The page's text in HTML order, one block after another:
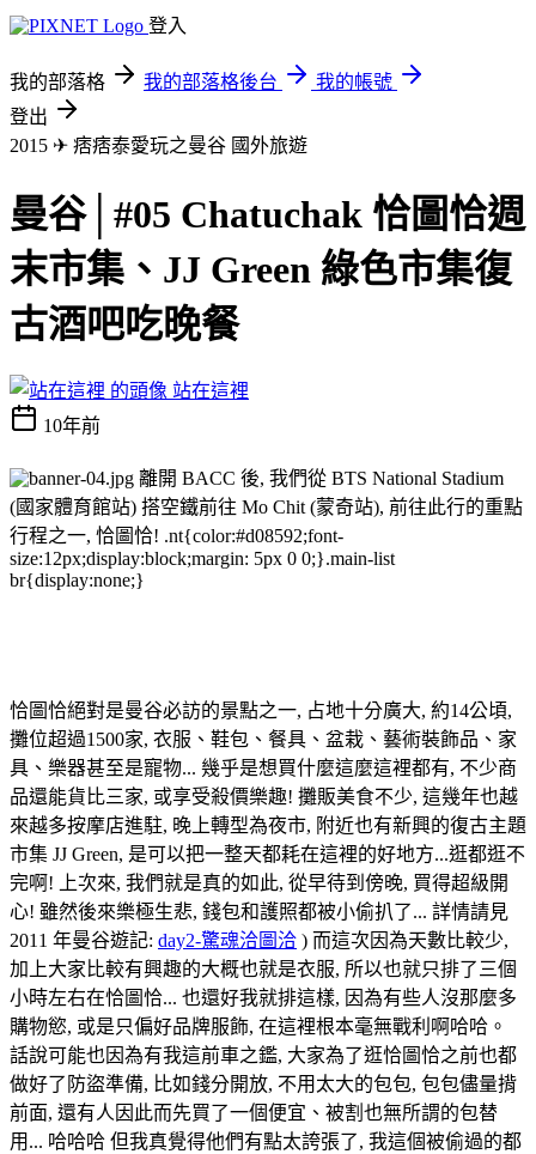
登入
我的部落格 我的部落格後台
我的帳號
登出
2015 ✈ 痞痞泰愛玩之曼谷 國外旅遊
曼谷│#05 Chatuchak 恰圖恰週
末市集、JJ Green 綠色市集復
古酒吧吃晚餐
站在這裡
10年前
離開 BACC 後, 我們從 BTS National Stadium
(國家體育館站) 搭空鐵前往 Mo Chit (蒙奇站), 前往此行的重點
行程之一, 恰圖恰! .nt{color:#d08592;font-
size:12px;display:block;margin: 5px 0 0;}.main-list
br{display:none;}
恰圖恰絕對是曼谷必訪的景點之一, 占地十分廣大, 約14公頃,
攤位超過1500家, 衣服、鞋包、餐具、盆栽、藝術裝飾品、家
具、樂器甚至是寵物... 幾乎是想買什麼這麼這裡都有, 不少商
品還能貨比三家, 或享受殺價樂趣! 攤販美食不少, 這幾年也越
來越多按摩店進駐, 晚上轉型為夜市, 附近也有新興的復古主題
市集 JJ Green, 是可以把一整天都耗在這裡的好地方...逛都逛不
完啊! 上次來, 我們就是真的如此, 從早待到傍晚, 買得超級開
心! 雖然後來樂極生悲, 錢包和護照都被小偷扒了... 詳情請見
2011 年曼谷遊記: day2-驚魂洽圖洽 ) 而這次因為天數比較少,
加上大家比較有興趣的大概也就是衣服, 所以也就只排了三個
小時左右在恰圖恰... 也還好我就排這樣, 因為有些人沒那麼多
購物慾, 或是只偏好品牌服飾, 在這裡根本毫無戰利啊哈哈。
話說可能也因為有我這前車之鑑, 大家為了逛恰圖恰之前也都
做好了防盜準備, 比如錢分開放, 不用太大的包包, 包包儘量揹
前面, 還有人因此而先買了一個便宜、被割也無所謂的包替
用... 哈哈哈 但我真覺得他們有點太誇張了, 我這個被偷過的都